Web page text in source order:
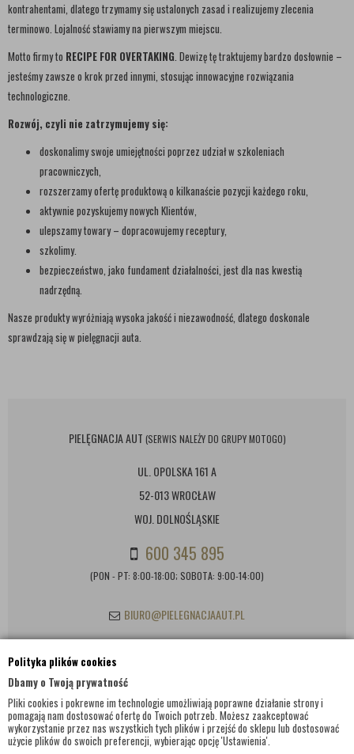
Polityka plików cookies
Dbamy o Twoją prywatność
Pliki cookies i pokrewne im technologie umożliwiają poprawne działanie strony i
pomagają nam dostosować ofertę do Twoich potrzeb. Możesz zaakceptować
wykorzystanie przez nas wszystkich tych plików i przejść do sklepu lub dostosować
użycie plików do swoich preferencji, wybierając opcję 'Ustawienia'.
kontrahentami, dlatego trzymamy się ustalonych zasad i realizujemy zlecenia
terminowo. Lojalność stawiamy na pierwszym miejscu.
Motto firmy to RECIPE FOR OVERTAKING. Dewizę tę traktujemy bardzo dosłownie –
jesteśmy zawsze o krok przed innymi, stosując innowacyjne rozwiązania
technologiczne.
Rozwój, czyli nie zatrzymujemy się:
doskonalimy swoje umiejętności poprzez udział w szkoleniach
pracowniczych,
rozszerzamy ofertę produktową o kilkanaście pozycji każdego roku,
aktywnie pozyskujemy nowych Klientów,
ulepszamy towary – dopracowujemy receptury,
szkolimy.
bezpieczeństwo, jako fundament działalności, jest dla nas kwestią
nadrzędną.
Nasze produkty wyróżniają wysoka jakość i niezawodność, dlatego doskonale
sprawdzają się w pielęgnacji auta.
PIELĘGNACJA AUT (SERWIS NALEŻY DO GRUPY MOTOGO)
UL. OPOLSKA 161 A
52-013 WROCŁAW
WOJ. DOLNOŚLĄSKIE
600 345 895
(PON - PT: 8:00-18:00; SOBOTA: 9:00-14:00)
BIURO@PIELEGNACJAAUT.PL
INFORMACJE KONTAKTOWE